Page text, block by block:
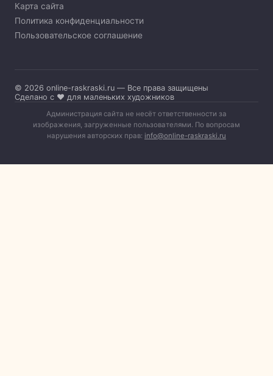
Карта сайта
Политика конфиденциальности
Пользовательское соглашение
© 2026 online-raskraski.ru — Все права защищены
Сделано с ❤️ для маленьких художников
Администрация сайта не несёт ответственности за
изображения, загруженные пользователями. По вопросам
нарушения авторских прав: info@online-raskraski.ru